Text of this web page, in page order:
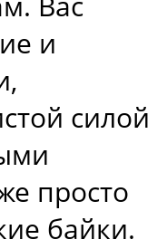
и
силой
просто
байки.